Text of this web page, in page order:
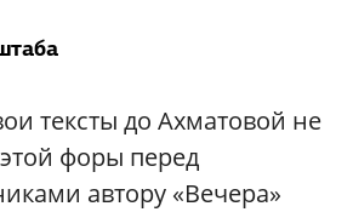
тексты до Ахматовой не
форы перед
автору «Вечера»